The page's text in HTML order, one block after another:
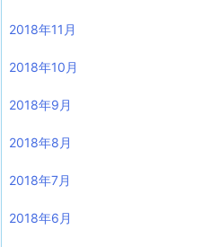
2018年11月
2018年10月
2018年9月
2018年8月
2018年7月
2018年6月